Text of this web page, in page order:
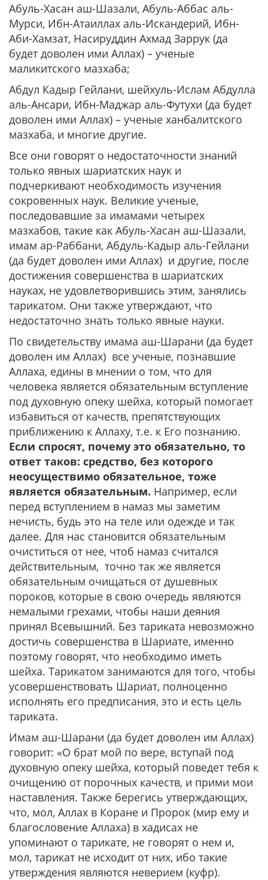
Абуль-Хасан аш-Шазали, Абуль-Аббас аль-
Мурси, Ибн-Атаиллах аль-Искандерий, Ибн-
Аби-Хамзат, Насируддин Ахмад Заррук (да
будет доволен ими Аллах) – ученые
маликитского мазхаба;
Абдул Кадыр Гейлани, шейхуль-Ислам Абдулла
аль-Ансари, Ибн-Маджар аль-Футухи (да будет
доволен ими Аллах) – ученые ханбалитского
мазхаба, и многие другие.
Все они говорят о недостаточности знаний
только явных шариатских наук и
подчеркивают необходимость изучения
сокровенных наук. Великие ученые,
последовавшие за имамами четырех
мазхабов, такие как Абуль-Хасан аш-Шазали,
имам ар-Раббани, Абдуль-Кадыр аль-Гейлани
(да будет доволен ими Аллах) и другие, после
достижения совершенства в шариатских
науках, не удовлетворившись этим, занялись
тарикатом. Они также утверждают, что
недостаточно знать только явные науки.
По свидетельству имама аш-Шарани (да будет
доволен им Аллах) все ученые, познавшие
Аллаха, едины в мнении о том, что для
человека является обязательным вступление
под духовную опеку шейха, который помогает
избавиться от качеств, препятствующих
приближению к Аллаху, т.е. к Его познанию.
Если спросят, почему это обязательно, то
ответ таков: средство, без которого
неосуществимо обязательное, тоже
является обязательным. Например, если
перед вступлением в намаз мы заметим
нечисть, будь это на теле или одежде и так
далее. Для нас становится обязательным
очиститься от нее, чтоб намаз считался
действительным, точно так же является
обязательным очищаться от душевных
пороков, которые в свою очередь являются
немалыми грехами, чтобы наши деяния
принял Всевышний. Без тариката невозможно
достичь совершенства в Шариате, именно
поэтому говорят, что необходимо иметь
шейха. Тарикатом занимаются для того, чтобы
усовершенствовать Шариат, полноценно
исполнять его предписания, это и есть цель
тариката.
Имам аш-Шарани (да будет доволен им Аллах)
говорит: «О брат мой по вере, вступай под
духовную опеку шейха, который поведет тебя к
очищению от порочных качеств, и прими мои
наставления. Также берегись утверждающих,
что, мол, Аллах в Коране и Пророк (мир ему и
благословение Аллаха) в хадисах не
упоминают о тарикате, не говорят о нем и,
мол, тарикат не исходит от них, ибо такие
утверждения являются неверием (куфр).